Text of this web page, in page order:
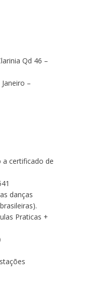
Qd 46 –
–
a certificado de
danças
Praticas +